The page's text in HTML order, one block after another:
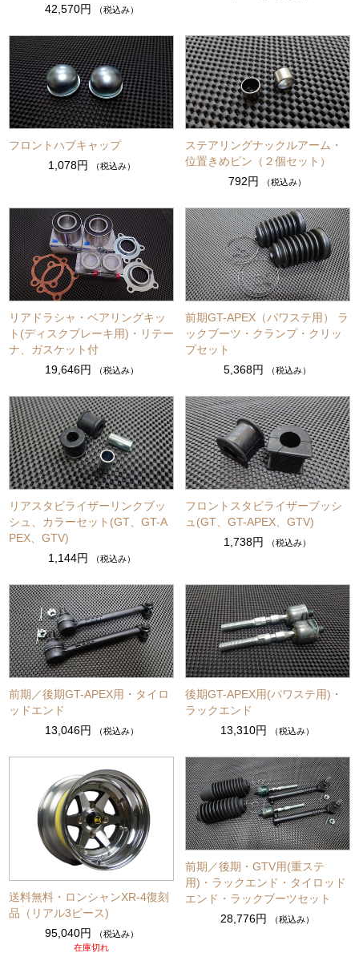
42,570円
（税込み）
フロントハブキャップ
1,078円
（税込み）
ステアリングナックルアーム・
位置きめピン（２個セット）
792円
（税込み）
リアドラシャ・ベアリングキッ
ト(ディスクブレーキ用)・リテー
ナ、ガスケット付
19,646円
（税込み）
前期GT-APEX（パワステ用） ラ
ックブーツ・クランプ・クリッ
プセット
5,368円
（税込み）
リアスタビライザーリンクブッ
シュ、カラーセット(GT、GT-A
PEX、GTV)
1,144円
（税込み）
フロントスタビライザーブッシ
ュ(GT、GT-APEX、GTV)
1,738円
（税込み）
前期／後期GT-APEX用・タイロ
ッドエンド
13,046円
（税込み）
後期GT-APEX用(パワステ用)・
ラックエンド
13,310円
（税込み）
送料無料・ロンシャンXR-4復刻
品（リアル3ピース)
95,040円
（税込み）
在庫切れ
前期／後期・GTV用(重ステ
用)・ラックエンド・タイロッド
エンド・ラックブーツセット
28,776円
（税込み）